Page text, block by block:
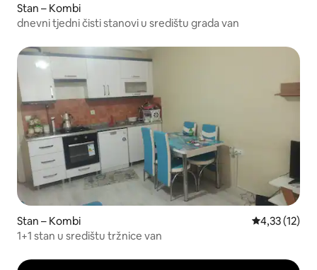
Stan – Kombi
dnevni tjedni čisti stanovi u središtu grada van
Stan – Kombi Prosječna
4,33 (12)
1+1 stan u središtu tržnice van